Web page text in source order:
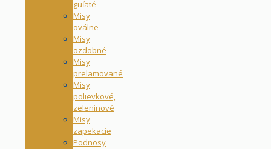
guľaté
Misy
oválne
Misy
ozdobné
Misy
prelamované
Misy
polievkové,
zeleninové
Misy
zapekacie
Podnosy